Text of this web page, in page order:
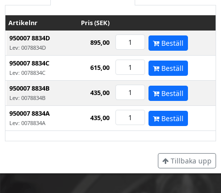
Artikelnr
Pris (SEK)
950007 8834D
Lev: 0078834D
895,00 Beställ
950007 8834C
Lev: 0078834C
615,00 Beställ
950007 8834B
Lev: 0078834B
435,00 Beställ
950007 8834A
Lev: 0078834A
435,00 Beställ
Tillbaka upp